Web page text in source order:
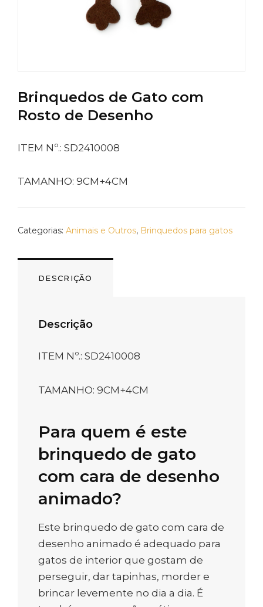
Brinquedos de Gato com
Rosto de Desenho
ITEM Nº.: SD2410008
TAMANHO: 9CM+4CM
Categorias: Animais e Outros, Brinquedos para gatos
DESCRIÇÃO
Descrição
ITEM Nº.: SD2410008
TAMANHO: 9CM+4CM
Para quem é este
brinquedo de gato
com cara de desenho
animado?
Este brinquedo de gato com cara de
desenho animado é adequado para
gatos de interior que gostam de
perseguir, dar tapinhas, morder e
brincar levemente no dia a dia. É